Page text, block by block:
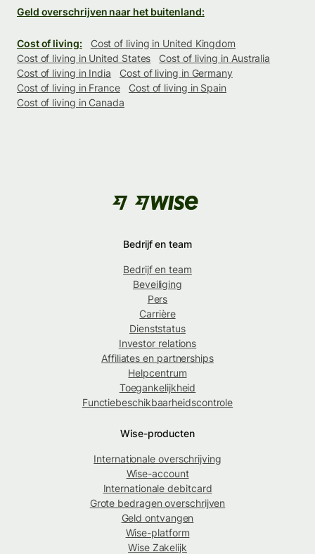
Geld overschrijven naar het buitenland:
Cost of living:
Cost of living in United Kingdom
Cost of living in United States
Cost of living in Australia
Cost of living in India
Cost of living in Germany
Cost of living in France
Cost of living in Spain
Cost of living in Canada
Bedrijf en team
Bedrijf en team
Beveiliging
Pers
Carrière
Dienststatus
Investor relations
Affiliates en partnerships
Helpcentrum
Toegankelijkheid
Functiebeschikbaarheidscontrole
Wise-producten
Internationale overschrijving
Wise-account
Internationale debitcard
Grote bedragen overschrijven
Geld ontvangen
Wise-platform
Wise Zakelijk